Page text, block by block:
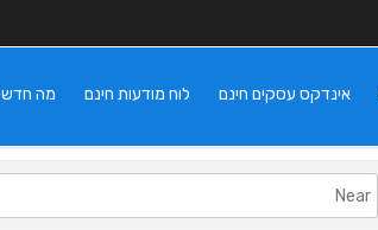
מה חדש לוח מודעות חינם אינדקס עסקים חינם